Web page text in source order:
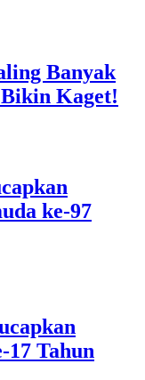
Banyak
Kaget!
ke-97
17 Tahun